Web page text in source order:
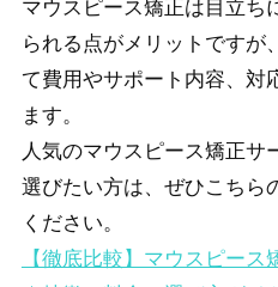
マウスピース矯正は目立ち
られる点がメリットですが
て費用やサポート内容、対
ます。
人気のマウスピース矯正サ
選びたい方は、ぜひこちら
ください。
【徹底比較】マウスピー